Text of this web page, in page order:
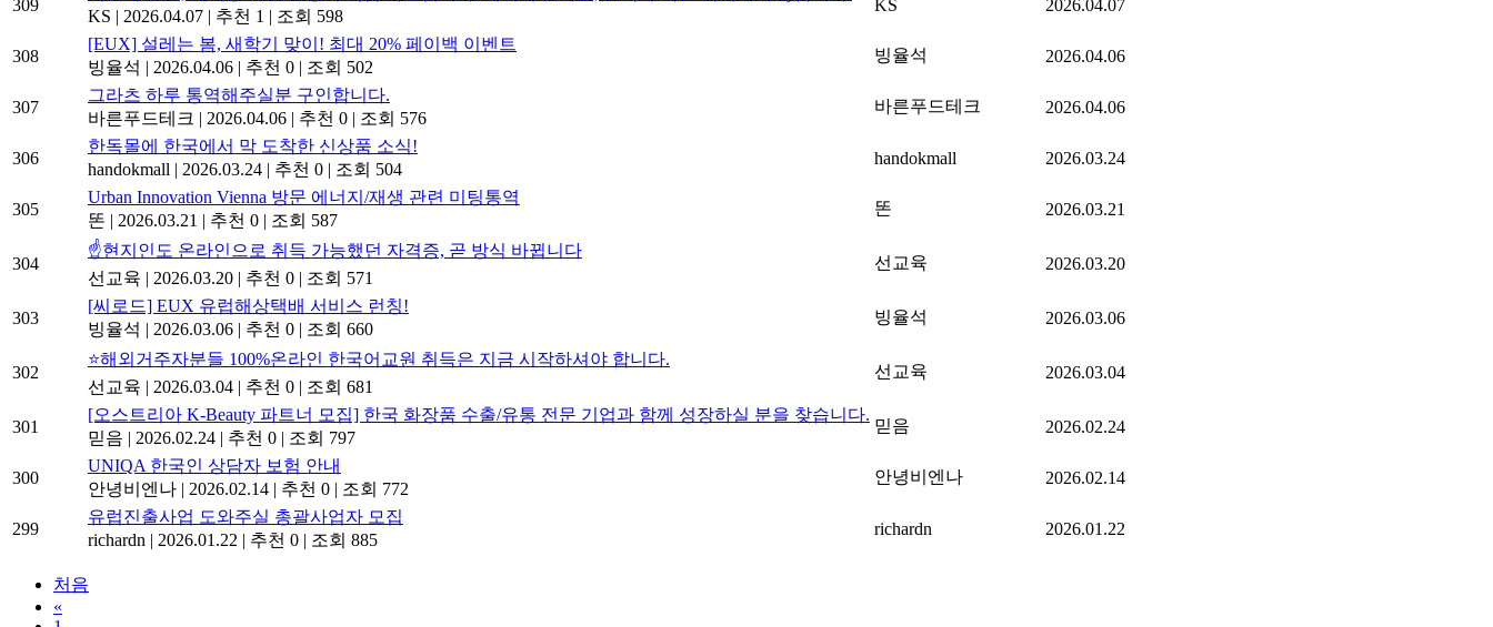
309
KS | 2026.04.07 | 추천 1 | 조회 598
KS 2026.04.07
308
[EUX] 설레는 봄, 새학기 맞이! 최대 20% 페이백 이벤트
빙율석 | 2026.04.06 | 추천 0 | 조회 502
빙율석 2026.04.06
307
그라츠 하루 통역해주실분 구인합니다.
바른푸드테크 | 2026.04.06 | 추천 0 | 조회 576
바른푸드테크 2026.04.06
306
한독몰에 한국에서 막 도착한 신상품 소식!
handokmall | 2026.03.24 | 추천 0 | 조회 504
handokmall 2026.03.24
305
Urban Innovation Vienna 방문 에너지/재생 관련 미팅통역
똔 | 2026.03.21 | 추천 0 | 조회 587
똔 2026.03.21
304
☝️현지인도 온라인으로 취득 가능했던 자격증, 곧 방식 바뀝니다
선교육 | 2026.03.20 | 추천 0 | 조회 571
선교육 2026.03.20
303
[씨로드] EUX 유럽해상택배 서비스 런칭!
빙율석 | 2026.03.06 | 추천 0 | 조회 660
빙율석 2026.03.06
302
⭐해외거주자분들 100%온라인 한국어교원 취득은 지금 시작하셔야 합니다.
선교육 | 2026.03.04 | 추천 0 | 조회 681
선교육 2026.03.04
301
[오스트리아 K-Beauty 파트너 모집] 한국 화장품 수출/유통 전문 기업과 함께 성장하실 분을 찾습니다.
믿음 | 2026.02.24 | 추천 0 | 조회 797
믿음 2026.02.24
300
UNIQA 한국인 상담자 보험 안내
안녕비엔나 | 2026.02.14 | 추천 0 | 조회 772
안녕비엔나 2026.02.14
299
유럽진출사업 도와주실 총괄사업자 모집
richardn | 2026.01.22 | 추천 0 | 조회 885
richardn 2026.01.22
처음
«